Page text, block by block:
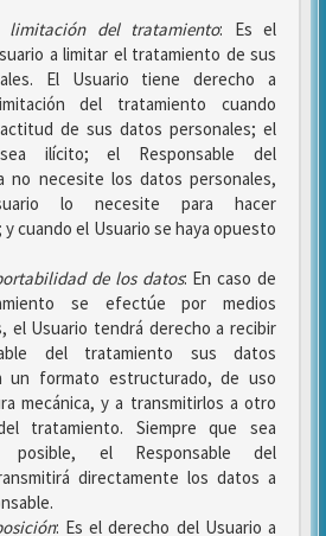
limitación del tratamiento: Es el
a limitar el tratamiento de sus
El Usuario tiene derecho a
del tratamiento cuando
de sus datos personales; el
ilícito; el Responsable del
no necesite los datos personales,
lo necesite para hacer
y cuando el Usuario se haya opuesto
de los datos: En caso de
se efectúe por medios
el Usuario tendrá derecho a recibir
del tratamiento sus datos
un formato estructurado, de uso
mecánica, y a transmitirlos a otro
tratamiento. Siempre que sea
posible, el Responsable del
directamente los datos a
: Es el derecho del Usuario a